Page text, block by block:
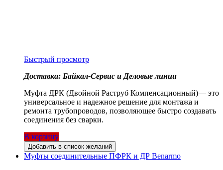
Быстрый просмотр
Доставка: Байкал-Сервис и Деловые линии
Муфта ДРК (Двойной Раструб Компенсационный)— это
универсальное и надежное решение для монтажа и
ремонта трубопроводов, позволяющее быстро создавать
соединения без сварки.
В корзину
Добавить в список желаний
Муфты соединительные ПФРК и ДР Benarmo